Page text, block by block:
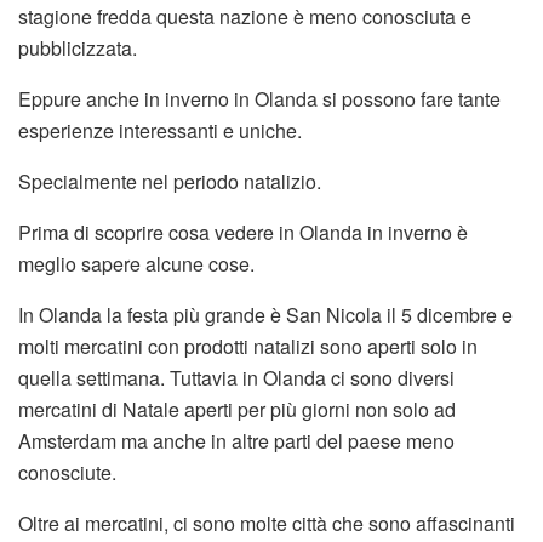
stagione fredda questa nazione è meno conosciuta e
pubblicizzata.
Eppure anche in inverno in Olanda si possono fare tante
esperienze interessanti e uniche.
Specialmente nel periodo natalizio.
Prima di scoprire cosa vedere in Olanda in inverno è
meglio sapere alcune cose.
In Olanda la festa più grande è San Nicola il 5 dicembre e
molti mercatini con prodotti natalizi sono aperti solo in
quella settimana. Tuttavia in Olanda ci sono diversi
mercatini di Natale aperti per più giorni non solo ad
Amsterdam ma anche in altre parti del paese meno
conosciute.
Oltre ai mercatini, ci sono molte città che sono affascinanti